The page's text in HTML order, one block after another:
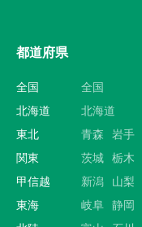
都道府県
全国
全国
北海道
北海道
東北
青森 岩手
関東
茨城 栃木
甲信越
新潟 山梨
東海
岐阜 静岡